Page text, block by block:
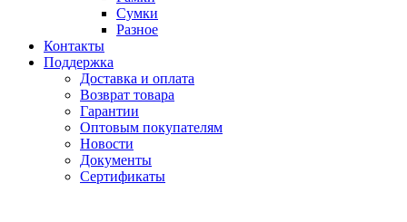
Сумки
Разное
Контакты
Поддержка
Доставка и оплата
Возврат товара
Гарантии
Оптовым покупателям
Новости
Документы
Сертификаты